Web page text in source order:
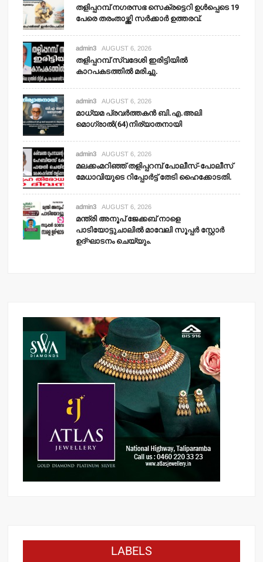
തളിപ്പറമ്പ് നഗരസഭ സെക്രട്ടെറി ഉള്‍പ്പെടെ 19
പേരെ തരംതാഴ്ത്തി സര്‍ക്കാര്‍ ഉത്തരവ്.
admin3 AUGUST 6, 2026
തളിപ്പറമ്പ് സ്വദേശി ഇരിട്ടിയില്‍
കാറപകടത്തില്‍ മരിച്ചു.
admin3 AUGUST 6, 2026
മാധ്യമ പ്രവര്‍ത്തകന്‍ ബി.എ.അലി
മൊഗ്രാല്‍(64)നിര്യാതനായി
admin3 AUGUST 6, 2026
മലക്കംമറിഞ്ഞ് തളിപ്പറമ്പ് പോലീസ്-പോലീസ്
മേധാവിയുടെ റിപ്പോര്‍ട്ട് തേടി ഹൈക്കോടതി.
admin3 AUGUST 6, 2026
മന്ത്രി അനൂപ് ജേക്കബ് നാളെ
പാടിയോട്ടുചാലില്‍ മാവേലി സൂപ്പര്‍ സ്റ്റോര്‍
ഉദ്ഘാടനം ചെയ്യും.
LABELS